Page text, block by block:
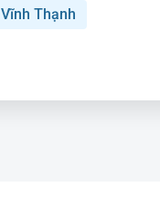
Vĩnh Thạnh